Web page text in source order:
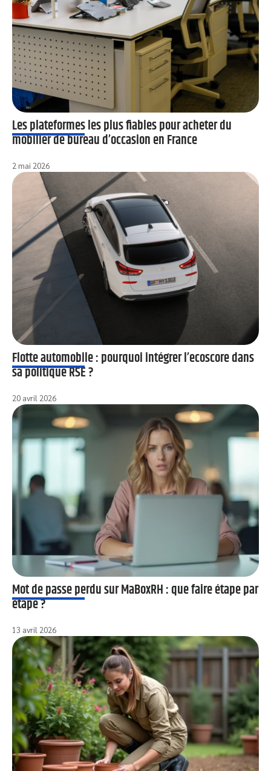
Les plateformes les plus fiables pour acheter du
mobilier de bureau d’occasion en France
2 mai 2026
Flotte automobile : pourquoi intégrer l’ecoscore dans
sa politique RSE ?
20 avril 2026
Mot de passe perdu sur MaBoxRH : que faire étape par
étape ?
13 avril 2026